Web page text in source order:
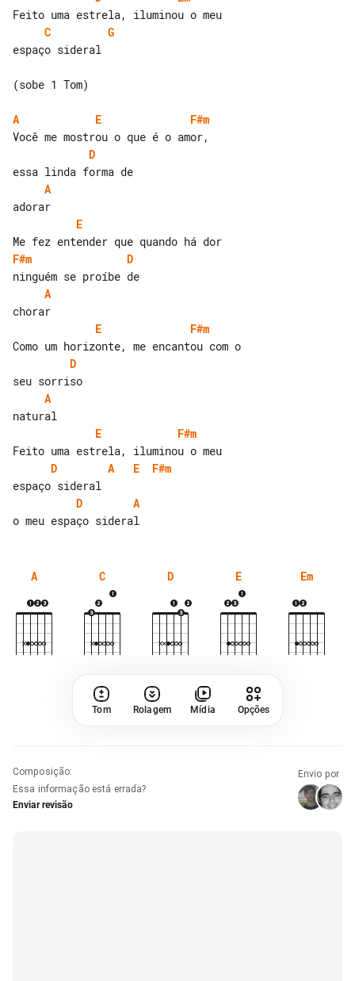
C
G
espaço sideral
(sobe 1 Tom)
A E
F#m
D
A
E
F#m
D
A
E
F#m
D
A
E
F#m
D
A E
F#m
D
A
A C D E Em
Tom Rolagem Mídia Opções
Composição:
Essa informação está errada?
Enviar revisão
Envio por